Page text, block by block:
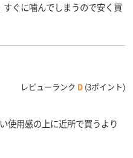
ぐに噛んでしまうので安く買
レビューランク D (3ポイント)
使用感の上に近所で買うより